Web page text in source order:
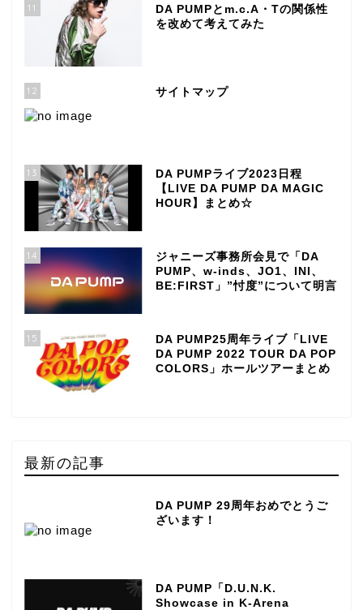
11
DA PUMPとm.c.A・Tの関係性
を改めて考えてみた
12 サイトマップ
13
DA PUMPライブ2023日程
【LIVE DA PUMP DA MAGIC
HOUR】まとめ☆
14
ジャニーズ事務所会見で「DA
PUMP、w-inds、JO1、INI、
BE:FIRST」”忖度”について明言
15
DA PUMP25周年ライブ「LIVE
DA PUMP 2022 TOUR DA POP
COLORS」ホールツアーまとめ
最新の記事
DA PUMP 29周年おめでとうご
ざいます！
DA PUMP「D.U.N.K.
Showcase in K-Arena